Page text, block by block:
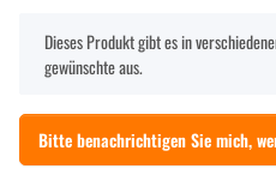
xDieses Produkt gibt es in
gewünschte aus.
Bitte benachrichtigen Sie mich,